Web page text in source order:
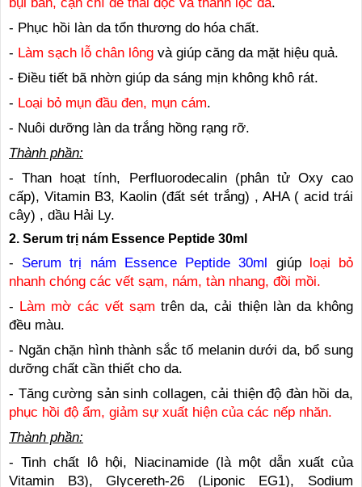
- Phục hồi làn da tổn thương do hóa chất.
- Làm sạch lỗ chân lông và giúp căng da mặt hiệu quả.
- Điều tiết bã nhờn giúp da sáng mịn không khô rát.
- Loại bỏ mụn đầu đen, mụn cám.
- Nuôi dưỡng làn da trắng hồng rạng rỡ.
Thành phần:
- Than hoạt tính, Perfluorodecalin (phân tử Oxy cao
cấp), Vitamin B3, Kaolin (đất sét trắng) , AHA ( acid trái
cây) , dầu Hải Ly.
2. Serum trị nám Essence Peptide 30ml
- Serum trị nám Essence Peptide 30ml giúp loại bỏ
nhanh chóng các vết sạm, nám, tàn nhang, đồi mồi.
- Làm mờ các vết sạmtrên da, cải thiện làn da không
đều màu.
- Ngăn chặn hình thành sắc tố melanin dưới da, bổ sung
dưỡng chất cần thiết cho da.
- Tăng cường sản sinh collagen, cải thiện độ đàn hồi da,
phục hồi độ ẩm, giảm sự xuất hiện của các nếp nhăn.
Thành phần:
- Tinh chất lô hội, Niacinamide (là một dẫn xuất của
Vitamin B3), Glycereth-26 (Liponic EG1), Sodium